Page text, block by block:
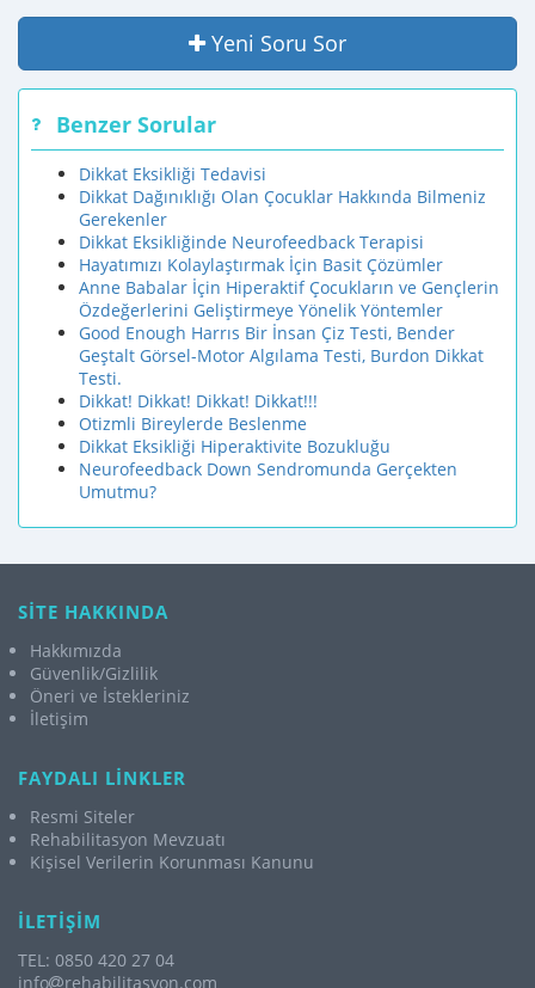
Yeni Soru Sor
Benzer Sorular
Dikkat Eksikliği Tedavisi
Dikkat Dağınıklığı Olan Çocuklar Hakkında Bilmeniz
Gerekenler
Dikkat Eksikliğinde Neurofeedback Terapisi
Hayatımızı Kolaylaştırmak İçin Basit Çözümler
Anne Babalar İçin Hiperaktif Çocukların ve Gençlerin
Özdeğerlerini Geliştirmeye Yönelik Yöntemler
Good Enough Harrıs Bir İnsan Çiz Testi, Bender
Geştalt Görsel-Motor Algılama Testi, Burdon Dikkat
Testi.
Dikkat! Dikkat! Dikkat! Dikkat!!!
Otizmli Bireylerde Beslenme
Dikkat Eksikliği Hiperaktivite Bozukluğu
Neurofeedback Down Sendromunda Gerçekten
Umutmu?
SİTE HAKKINDA
Hakkımızda
Güvenlik/Gizlilik
Öneri ve İstekleriniz
İletişim
FAYDALI LİNKLER
Resmi Siteler
Rehabilitasyon Mevzuatı
Kişisel Verilerin Korunması Kanunu
İLETİŞİM
TEL: 0850 420 27 04
info
rehabilitasyon.com